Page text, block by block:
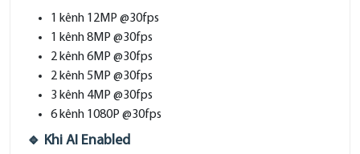
1 kênh 12MP @30fps
1 kênh 8MP @30fps
2 kênh 6MP @30fps
2 kênh 5MP @30fps
3 kênh 4MP @30fps
6 kênh 1080P @30fps
🔹 Khi AI Enabled